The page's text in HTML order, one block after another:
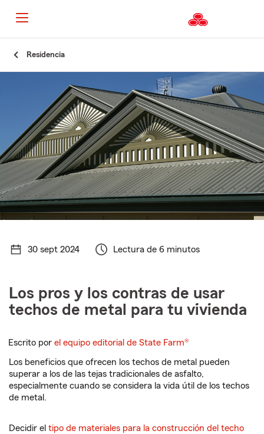
Residencia
30 sept 2024 Lectura de 6 minutos
Los pros y los contras de usar
techos de metal para tu vivienda
Escrito porel equipo editorial de State Farm®
Los beneficios que ofrecen los techos de metal pueden
superar a los de las tejas tradicionales de asfalto,
especialmente cuando se considera la vida útil de los techos
de metal.
Decidir el tipo de materiales para la construcción del techo